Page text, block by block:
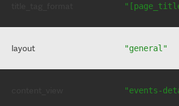
layout "general"
"events-